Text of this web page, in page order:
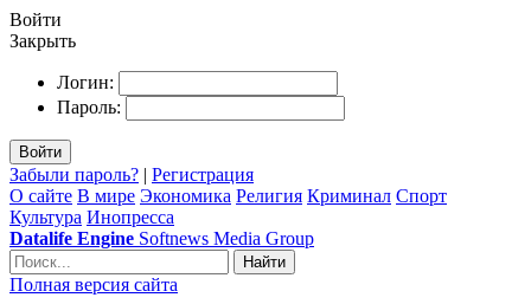
Войти
Закрыть
Логин:
Пароль:
Войти
Забыли пароль? | Регистрация
О сайте В мире Экономика Религия Криминал Спорт
Культура Инопресса
Datalife Engine Softnews Media Group
Найти
Полная версия сайта